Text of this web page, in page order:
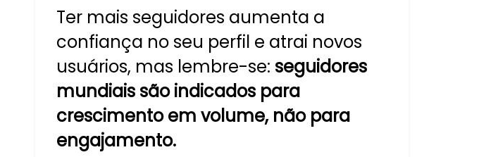
Ter mais seguidores aumenta a
confiança no seu perfil e atrai novos
usuários, mas lembre-se: seguidores
mundiais são indicados para
crescimento em volume, não para
engajamento.